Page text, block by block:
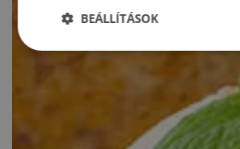
BEÁLLÍTÁSOK